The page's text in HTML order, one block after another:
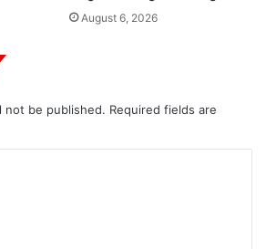
August 6, 2026
not be published. Required fields are